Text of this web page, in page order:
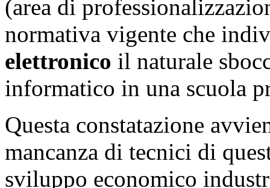
(area di
normativa vigente che
elettronico il naturale
informatico in una scuola
Questa constatazione
mancanza di tecnici di
sviluppo economico